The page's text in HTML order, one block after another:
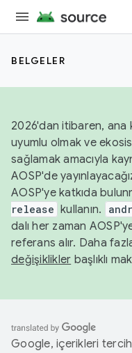
BELGELER
2026'dan itibaren, ana
uyumlu olmak ve
sağlamak amacıyla
AOSP'de
AOSP'ye katkıda
release kullanın.
dalı her zaman
referans alır. Daha
değişiklikler başlıklı
Google, içerikleri